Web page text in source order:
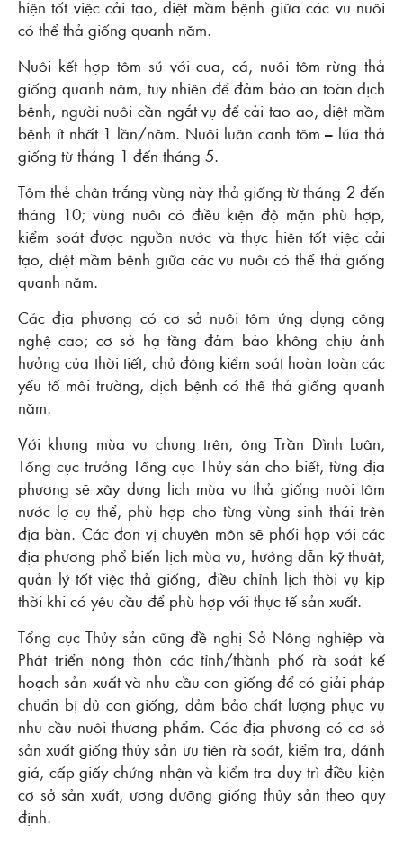
hiện tốt việc cải tạo, diệt mầm bệnh giữa các vu nuôi
có thể thả giống quanh năm.
Nuôi kết hợp tôm sú với cua, cá, nuôi tôm rừng thả
giống quanh năm, tuy nhiên để đảm bảo an toàn dịch
bệnh, người nuôi cần ngắt vụ để cải tao ao, diệt mầm
bệnh ít nhất 1 lần/năm. Nuôi luân canh tôm – lúa thả
giống từ tháng 1 đến tháng 5.
Tôm thẻ chân trắng vùng này thả giống từ tháng 2 đến
tháng 10; vùng nuôi có điều kiện độ mặn phù hợp,
kiểm soát được nguồn nước và thực hiện tốt việc cải
tạo, diệt mầm bệnh giữa các vu nuôi có thể thả giống
quanh năm.
Các địa phương có cơ sở nuôi tôm ứng dụng công
nghệ cao; cơ sở hạ tầng đảm bảo không chịu ảnh
hưởng của thời tiết; chủ động kiểm soát hoàn toàn các
yếu tố môi trường, dịch bệnh có thể thả giống quanh
năm.
Với khung mùa vụ chung trên, ông Trần Đình Luân,
Tổng cục trưởng Tổng cục Thủy sản cho biết, từng địa
phương sẽ xây dựng lịch mùa vụ thả giống nuôi tôm
nước lợ cụ thể, phù hợp cho từng vùng sinh thái trên
địa bàn. Các đơn vị chuyên môn sẽ phối hợp với các
địa phương phổ biến lịch mùa vụ, hướng dẫn kỹ thuật,
quản lý tốt việc thả giống, điều chỉnh lịch thời vụ kịp
thời khi có yêu cầu để phù hợp với thực tế sản xuất.
Tổng cục Thủy sản cũng đề nghị Sở Nông nghiệp và
Phát triển nông thôn các tỉnh/thành phố rà soát kế
hoạch sản xuất và nhu cầu con giống để có giải pháp
chuẩn bị đủ con giống, đảm bảo chất lượng phục vụ
nhu cầu nuôi thương phẩm. Các địa phương có cơ sở
sản xuất giống thủy sản ưu tiên rà soát, kiểm tra, đánh
giá, cấp giấy chứng nhận và kiểm tra duy trì điều kiện
cơ sở sản xuất, ương dưỡng giống thủy sản theo quy
định.